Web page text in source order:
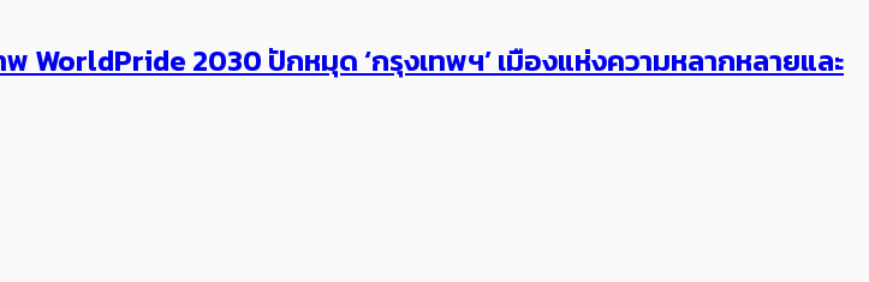
WorldPride 2030 ปักหมุด ‘กรุงเทพฯ’ เมือง​แห่งความหลากหลายและ